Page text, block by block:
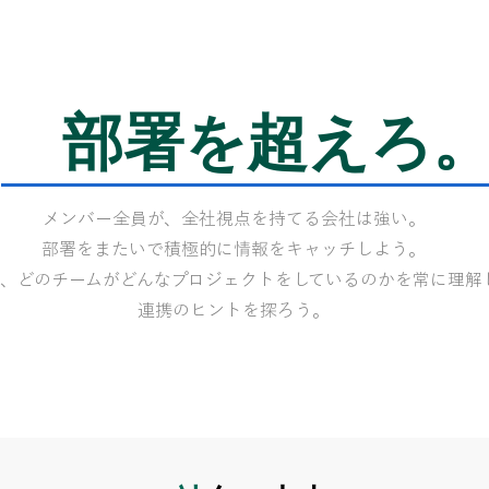
部署を超えろ
メンバー全員が、全社視点を持てる会社は強い。
部署をまたいで積極的に情報をキャッチしよう。
どのチームがどんなプロジェクトをしているのかを常に理解
連携のヒントを探ろう。